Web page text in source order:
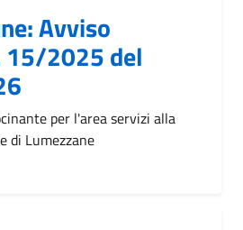
Avviso
15/2025 del
per l'area servizi alla
di Lumezzane